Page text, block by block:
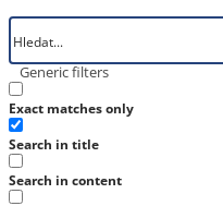
Generic filters
Exact matches only
Search in title
Search in content